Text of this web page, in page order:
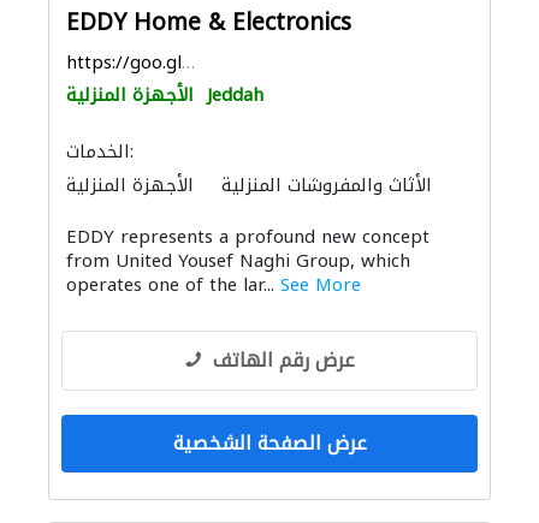
EDDY Home & Electronics
https://goo.gl/maps/8977Du9pJ37smpLv6
الأجهزة المنزلية Jeddah
الخدمات:
الأجهزة المنزلية
الأثاث والمفروشات المنزلية
الصوتيات
EDDY represents a profound new concept
from United Yousef Naghi Group, which
operates one of the lar... See More
عرض رقم الهاتف
عرض الصفحة الشخصية